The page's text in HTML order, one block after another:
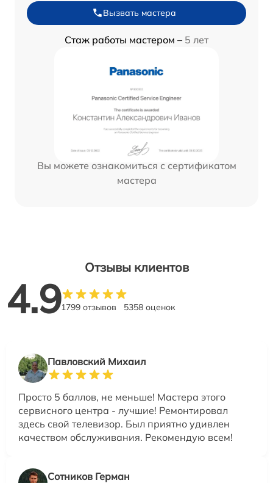
Вызвать мастера
Стаж работы мастером – 5 лет
Вы можете ознакомиться с сертификатом
мастера
Отзывы клиентов
4.91799 отзывов 5358 оценок
Павловский Михаил
Просто 5 баллов, не меньше! Мастера этого
сервисного центра - лучшие! Ремонтировал
здесь свой телевизор. Был приятно удивлен
качеством обслуживания. Рекомендую всем!
Сотников Герман